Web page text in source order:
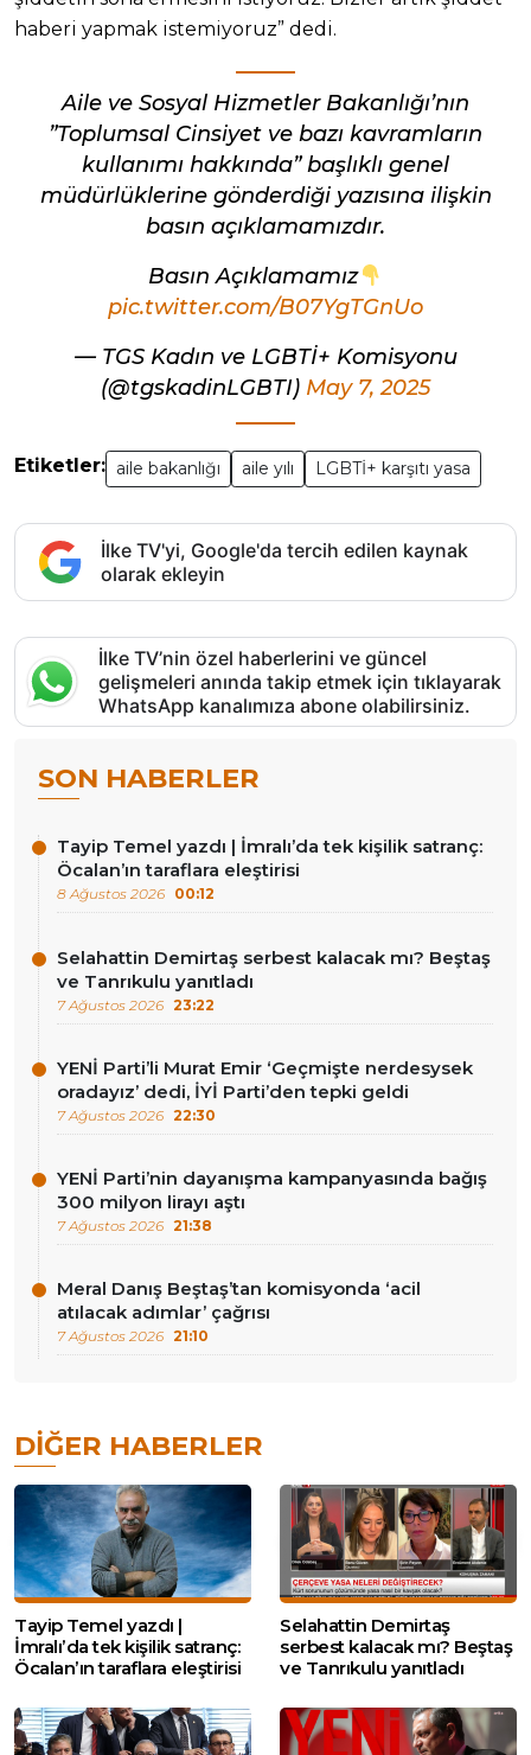
haberi yapmak istemiyoruz” dedi.
Aile ve Sosyal Hizmetler Bakanlığı’nın
”Toplumsal Cinsiyet ve bazı kavramların
kullanımı hakkında” başlıklı genel
müdürlüklerine gönderdiği yazısına ilişkin
basın açıklamamızdır.
Basın Açıklamamız
pic.twitter.com/B07YgTGnUo
— TGS Kadın ve LGBTİ+ Komisyonu
(@tgskadinLGBTI) May 7, 2025
Etiketler: aile bakanlığı aile yılı LGBTİ+ karşıtı yasa
İlke TV'yi, Google'da tercih edilen kaynak
olarak ekleyin
İlke TV’nin özel haberlerini ve güncel
gelişmeleri anında takip etmek için tıklayarak
WhatsApp kanalımıza abone olabilirsiniz.
SON HABERLER
Tayip Temel yazdı | İmralı’da tek kişilik satranç:
Öcalan’ın taraflara eleştirisi
8 Ağustos 2026 00:12
Selahattin Demirtaş serbest kalacak mı? Beştaş
ve Tanrıkulu yanıtladı
7 Ağustos 2026 23:22
YENİ Parti’li Murat Emir ‘Geçmişte nerdesysek
oradayız’ dedi, İYİ Parti’den tepki geldi
7 Ağustos 2026 22:30
YENİ Parti’nin dayanışma kampanyasında bağış
300 milyon lirayı aştı
7 Ağustos 2026 21:38
Meral Danış Beştaş’tan komisyonda ‘acil
atılacak adımlar’ çağrısı
7 Ağustos 2026 21:10
DIĞER HABERLER
Tayip Temel yazdı |
İmralı’da tek kişilik satranç:
Öcalan’ın taraflara eleştirisi
Selahattin Demirtaş
serbest kalacak mı? Beştaş
ve Tanrıkulu yanıtladı